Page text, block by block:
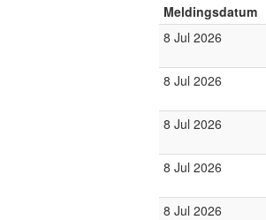
Meldingsdatum
8 Jul 2026
8 Jul 2026
8 Jul 2026
8 Jul 2026
8 Jul 2026